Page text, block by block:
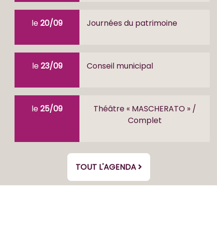
le20/09 Journées du patrimoine
le23/09 Conseil municipal
le25/09
Théâtre « MASCHERATO » /
Complet
TOUT L'AGENDA